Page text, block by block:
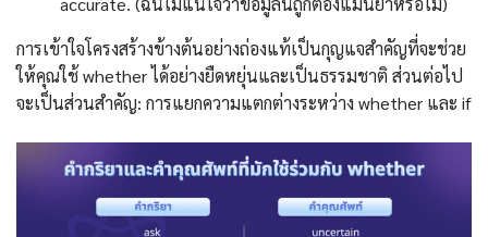
การเข้าใจโครงสร้างข้างต้นอย่างถ่องแท้เป็นกุญแจสำคัญที่จะช่วย
ให้คุณใช้ whether ได้อย่างยืดหยุ่นและเป็นธรรมชาติ ส่วนต่อไป
จะเป็นส่วนสำคัญ: การแยกความแตกต่างระหว่าง whether และ if